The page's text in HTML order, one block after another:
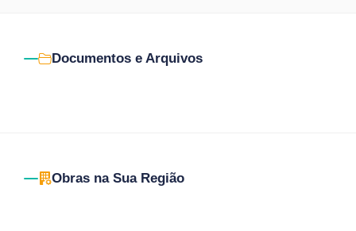
Documentos e Arquivos
Obras na Sua Região